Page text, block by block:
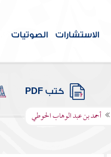
الاستشارات الصوتيات
كتب PDF
أحمد بن عبد الوهاب الحوطي